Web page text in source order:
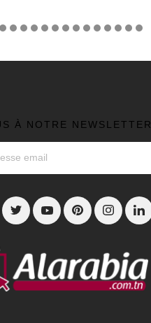
À NOTRE NEWSLETTER